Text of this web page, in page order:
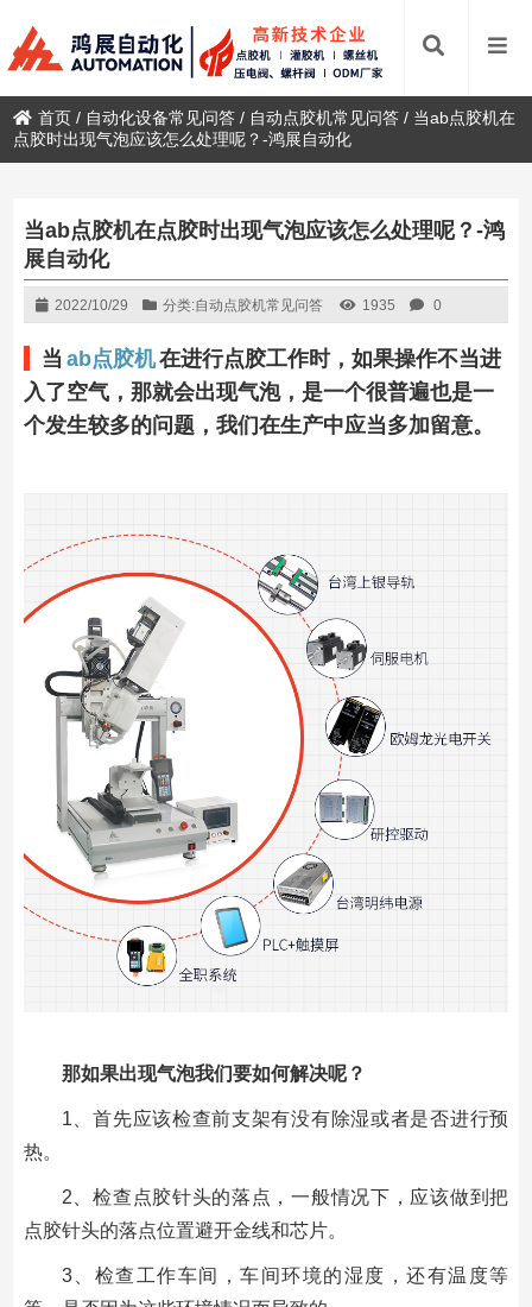
首页 / 自动化设备常见问答 / 自动点胶机常见问答 / 当ab点胶机在
点胶时出现气泡应该怎么处理呢？-鸿展自动化
当ab点胶机在点胶时出现气泡应该怎么处理呢？-鸿
展自动化
2022/10/29 分类:自动点胶机常见问答 1935 0
当 ab点胶机在进行点胶工作时，如果操作不当进
入了空气，那就会出现气泡，是一个很普遍也是一
个发生较多的问题，我们在生产中应当多加留意。
那如果出现气泡我们要如何解决呢？
1、首先应该检查前支架有没有除湿或者是否进行预
热。
2、检查点胶针头的落点，一般情况下，应该做到把
点胶针头的落点位置避开金线和芯片。
3、检查工作车间，车间环境的湿度，还有温度等